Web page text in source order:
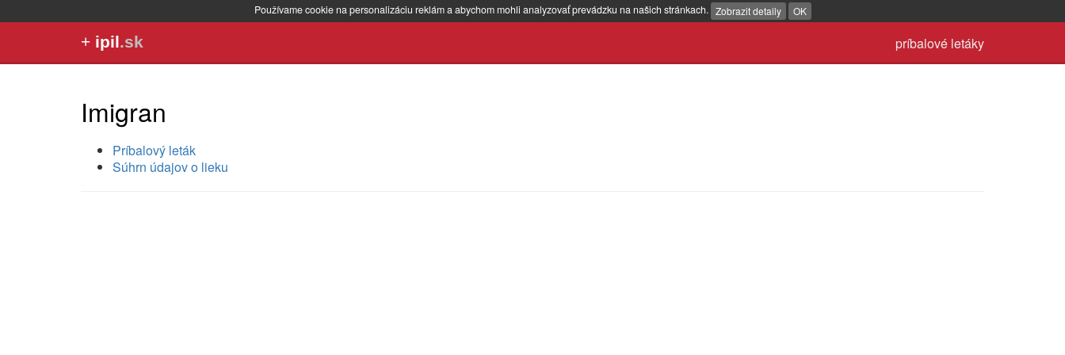
Používame cookie na personalizáciu reklám a abychom mohli analyzovať prevádzku na našich stránkach. Zobrazit detaily OK
príbalové letáky
+ ipil.sk
Imigran
Príbalový leták
Súhrn údajov o lieku